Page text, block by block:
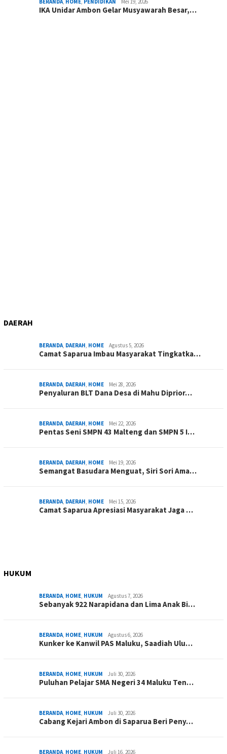
BERANDA, HOME, PENDIDIKAN Mei 19, 2026
IKA Unidar Ambon Gelar Musyawarah Besar,…
DAERAH
BERANDA, DAERAH, HOME Agustus 5, 2026
Camat Saparua Imbau Masyarakat Tingkatka…
BERANDA, DAERAH, HOME Mei 28, 2026
Penyaluran BLT Dana Desa di Mahu Diprior…
BERANDA, DAERAH, HOME Mei 22, 2026
Pentas Seni SMPN 43 Malteng dan SMPN 5 I…
BERANDA, DAERAH, HOME Mei 19, 2026
Semangat Basudara Menguat, Siri Sori Ama…
BERANDA, DAERAH, HOME Mei 15, 2026
Camat Saparua Apresiasi Masyarakat Jaga …
HUKUM
BERANDA, HOME, HUKUM Agustus 7, 2026
Sebanyak 922 Narapidana dan Lima Anak Bi…
BERANDA, HOME, HUKUM Agustus 6, 2026
Kunker ke Kanwil PAS Maluku, Saadiah Ulu…
BERANDA, HOME, HUKUM Juli 30, 2026
Puluhan Pelajar SMA Negeri 34 Maluku Ten…
BERANDA, HOME, HUKUM Juli 30, 2026
Cabang Kejari Ambon di Saparua Beri Peny…
BERANDA, HOME, HUKUM Juli 16, 2026